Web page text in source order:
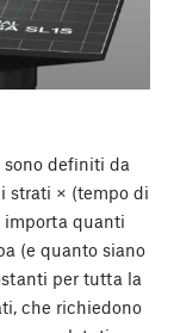
sono definiti da
strati × (tempo di
importa quanti
(e quanto siano
per tutta la
che richiedono